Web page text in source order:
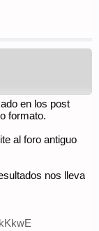
en los post
formato.
al foro antiguo
nos lleva